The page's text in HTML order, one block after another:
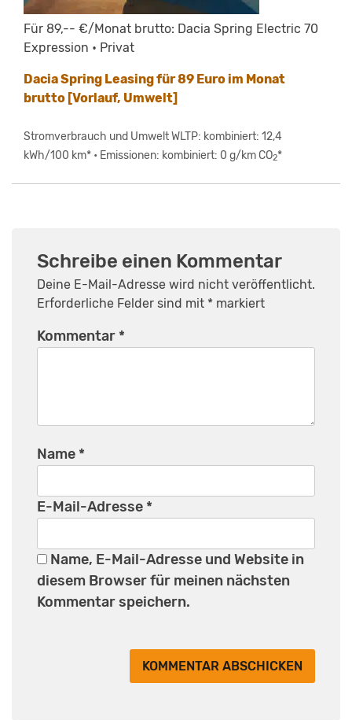
Für 89,-- €/Monat brutto: Dacia Spring Electric 70
Expression • Privat
Dacia Spring Leasing für 89 Euro im Monat
brutto [Vorlauf, Umwelt]
Stromverbrauch und Umwelt WLTP: kombiniert: 12,4
kWh/100 km* • Emissionen: kombiniert: 0 g/km CO2*
Schreibe einen Kommentar
Deine E-Mail-Adresse wird nicht veröffentlicht.
Erforderliche Felder sind mit * markiert
Kommentar *
Name *
E-Mail-Adresse *
Name, E-Mail-Adresse und Website in
diesem Browser für meinen nächsten
Kommentar speichern.